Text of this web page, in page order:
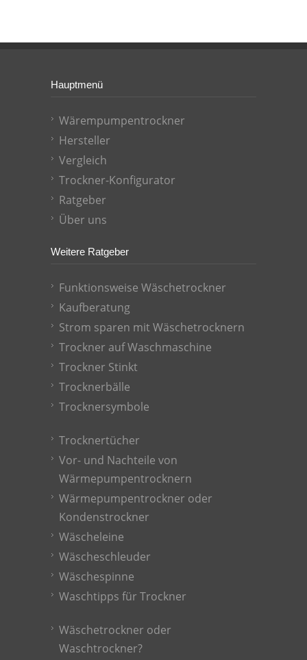
Hauptmenü
Wärempumpentrockner
Hersteller
Vergleich
Trockner-Konfigurator
Ratgeber
Über uns
Weitere Ratgeber
Funktionsweise Wäschetrockner
Kaufberatung
Strom sparen mit Wäschetrocknern
Trockner auf Waschmaschine
Trockner Stinkt
Trocknerbälle
Trocknersymbole
Trocknertücher
Vor- und Nachteile von
Wärmepumpentrocknern
Wärmepumpentrockner oder
Kondenstrockner
Wäscheleine
Wäscheschleuder
Wäschespinne
Waschtipps für Trockner
Wäschetrockner oder
Waschtrockner?